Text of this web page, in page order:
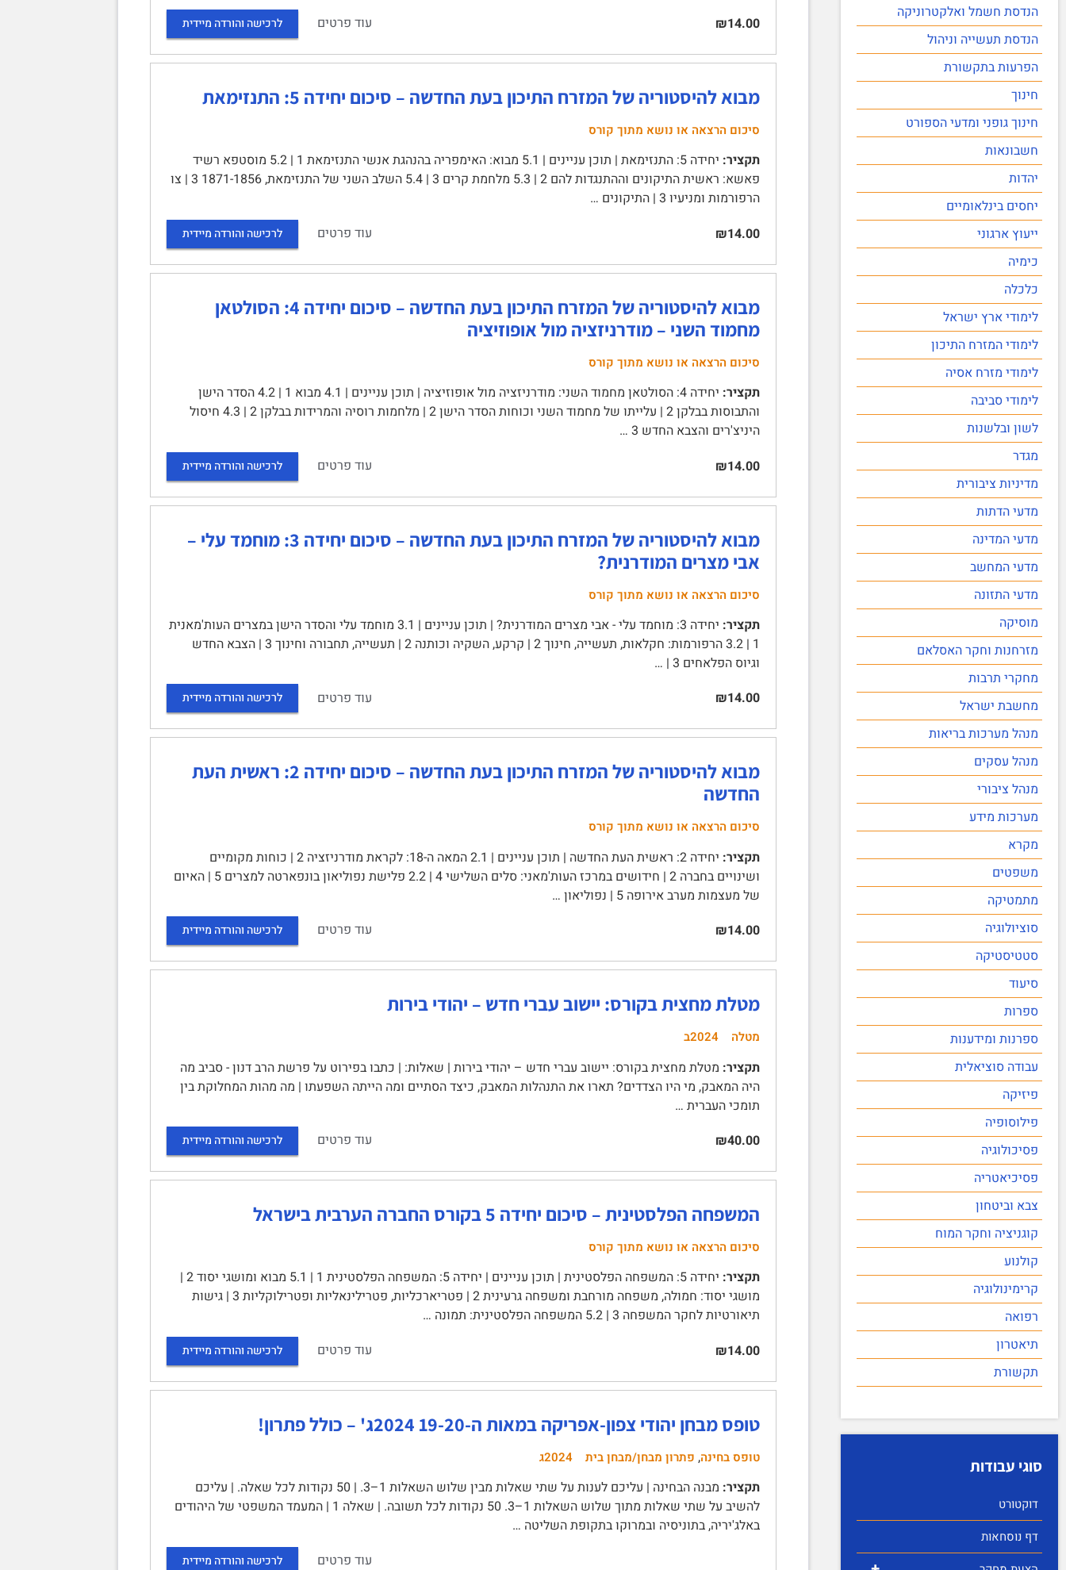
הנדסת חשמל ואלקטרוניקה
הנדסת תעשייה וניהול
הפרעות בתקשורת
חינוך
חינוך גופני ומדעי הספורט
חשבונאות
יהדות
יחסים בינלאומיים
ייעוץ ארגוני
כימיה
כלכלה
לימודי ארץ ישראל
לימודי המזרח התיכון
לימודי מזרח אסיה
לימודי סביבה
לשון ובלשנות
מגדר
מדיניות ציבורית
מדעי הדתות
מדעי המדינה
מדעי המחשב
מדעי התזונה
מוסיקה
מזרחנות וחקר האסלאם
מחקרי תרבות
מחשבת ישראל
מנהל מערכות בריאות
מנהל עסקים
מנהל ציבורי
מערכות מידע
מקרא
משפטים
מתמטיקה
סוציולוגיה
סטטיסטיקה
סיעוד
ספרות
ספרנות ומידענות
עבודה סוציאלית
פיזיקה
פילוסופיה
פסיכולוגיה
פסיכיאטריה
צבא וביטחון
קוגניציה וחקר המוח
קולנוע
קרימינולוגיה
רפואה
תיאטרון
תקשורת
סוגי עבודות
דוקטורט
דף נוסחאות
₪14.00
עוד פרטים לרכישה והורדה מיידית
מבוא להיסטוריה של המזרח התיכון בעת החדשה – סיכום יחידה 5: התנזימאת
סיכום הרצאה או נושא מתוך קורס
תקציר:
יחידה 5: התנזימאת | תוכן עניינים | 5.1 מבוא: האימפריה בהנהגת אנשי התנזימאת 1 | 5.2 מוסטפא רשיד
פאשא: ראשית התיקונים וההתנגדות להם 2 | 5.3 מלחמת קרים 3 | 5.4 השלב השני של התנזימאת, 1871-1856 3 | צו
הרפורמות ומניעיו 3 | התיקונים …
₪14.00
עוד פרטים לרכישה והורדה מיידית
מבוא להיסטוריה של המזרח התיכון בעת החדשה – סיכום יחידה 4: הסולטאן
מחמוד השני – מודרניזציה מול אופוזיציה
סיכום הרצאה או נושא מתוך קורס
תקציר:
יחידה 4: הסולטאן מחמוד השני: מודרניזציה מול אופוזיציה | תוכן עניינים | 4.1 מבוא 1 | 4.2 הסדר הישן
והתבוסות בבלקן 2 | עלייתו של מחמוד השני וכוחות הסדר הישן 2 | מלחמות רוסיה והמרידות בבלקן 2 | 4.3 חיסול
היניצ'רים והצבא החדש 3 …
₪14.00
עוד פרטים לרכישה והורדה מיידית
מבוא להיסטוריה של המזרח התיכון בעת החדשה – סיכום יחידה 3: מוחמד עלי –
אבי מצרים המודרנית?
סיכום הרצאה או נושא מתוך קורס
תקציר:
יחידה 3: מוחמד עלי - אבי מצרים המודרנית? | תוכן עניינים | 3.1 מוחמד עלי והסדר הישן במצרים העות'מאנית
1 | 3.2 הרפורמות: חקלאות, תעשייה, חינוך 2 | קרקע, השקיה וכותנה 2 | תעשייה, תחבורה וחינוך 3 | הצבא החדש
וגיוס הפלאחים 3 | …
₪14.00
עוד פרטים לרכישה והורדה מיידית
מבוא להיסטוריה של המזרח התיכון בעת החדשה – סיכום יחידה 2: ראשית העת
החדשה
סיכום הרצאה או נושא מתוך קורס
תקציר:
יחידה 2: ראשית העת החדשה | תוכן עניינים | 2.1 המאה ה-18: לקראת מודרניזציה 2 | כוחות מקומיים
ושינויים בחברה 2 | חידושים במרכז העות'מאני: סלים השלישי 4 | 2.2 פלישת נפוליאון בונפארטה למצרים 5 | האיום
של מעצמות מערב אירופה 5 | נפוליאון …
₪14.00
עוד פרטים לרכישה והורדה מיידית
מטלת מחצית בקורס: יישוב עברי חדש – יהודי בירות
מטלה 2024ב
תקציר: מטלת מחצית בקורס: יישוב עברי חדש – יהודי בירות | שאלות: | כתבו בפירוט על פרשת הרב דנון - סביב מה
היה המאבק, מי היו הצדדים? תארו את התנהלות המאבק, כיצד הסתיים ומה הייתה השפעתו | מה מהות המחלוקת בין
תומכי העברית …
₪40.00
עוד פרטים לרכישה והורדה מיידית
המשפחה הפלסטינית – סיכום יחידה 5 בקורס החברה הערבית בישראל
סיכום הרצאה או נושא מתוך קורס
תקציר:
יחידה 5: המשפחה הפלסטינית | תוכן עניינים | יחידה 5: המשפחה הפלסטינית 1 | 5.1 מבוא ומושגי יסוד 2 |
מושגי יסוד: חמולה, משפחה מורחבת ומשפחה גרעינית 2 | פטריארכליות, פטרילינאליות ופטרילוקליות 3 | גישות
תיאורטיות לחקר המשפחה 3 | 5.2 המשפחה הפלסטינית: תמונה …
₪14.00
עוד פרטים לרכישה והורדה מיידית
טופס מבחן יהודי צפון-אפריקה במאות ה-19-20 2024ג' – כולל פתרון!
טופס בחינה, פתרון מבחן/מבחן בית 2024ג
תקציר:
מבנה הבחינה | עליכם לענות על שתי שאלות מבין שלוש השאלות 1–3. | 50 נקודות לכל שאלה. | עליכם
להשיב על שתי שאלות מתוך שלוש השאלות 1–3. 50 נקודות לכל תשובה. | שאלה 1 | המעמד המשפטי של היהודים
באלג'יריה, בתוניסיה ובמרוקו בתקופת השליטה …
עוד פרטים
לרכישה והורדה מיידית